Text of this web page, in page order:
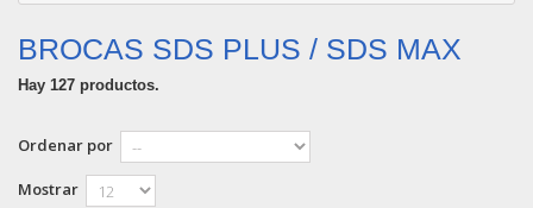
BROCAS SDS PLUS / SDS MAX
Hay 127 productos.
Ordenar por
Mostrar